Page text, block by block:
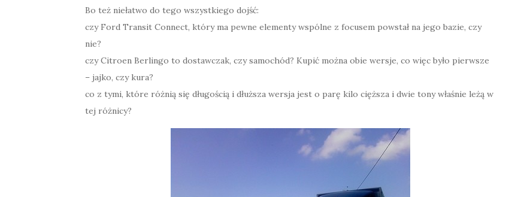
Bo też niełatwo do tego wszystkiego dojść:
czy Ford Transit Connect, który ma pewne elementy wspólne z focusem powstał na jego bazie, czy
nie?
czy Citroen Berlingo to dostawczak, czy samochód? Kupić można obie wersje, co więc było pierwsze
– jajko, czy kura?
co z tymi, które różnią się długością i dłuższa wersja jest o parę kilo cięższa i dwie tony właśnie leżą w
tej różnicy?